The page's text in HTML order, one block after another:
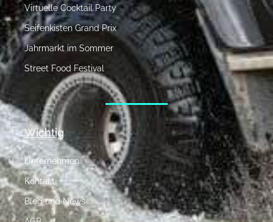
Virtuelle Cocktail Party
Seifenkisten Grand Prix
Jahrmarkt im Sommer
Street Food Festival
Wichtig
Unternehmen
Kontakt
Blog und News